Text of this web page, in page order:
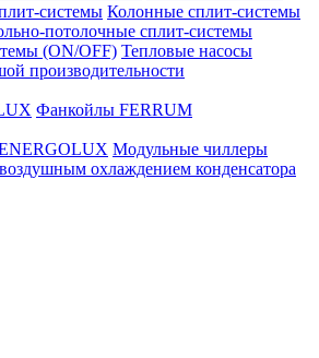
системы Колонные сплит-системы
потолочные сплит-системы
(ON/OFF) Тепловые насосы
производительности
Фанкойлы FERRUM
Модульные чиллеры
охлаждением конденсатора